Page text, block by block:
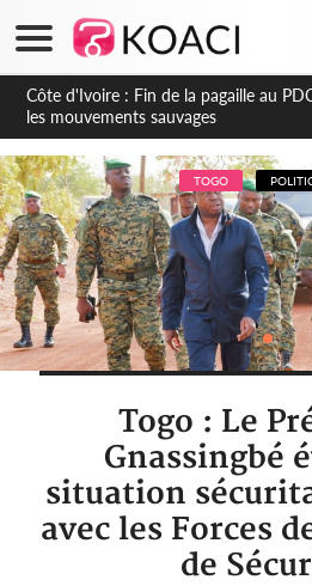
Côte d'Ivoire : Ouattara promet des
déguerpissements illégaux
TOGO
Togo : Le
Gnassingbé
situation
avec les Forces
de